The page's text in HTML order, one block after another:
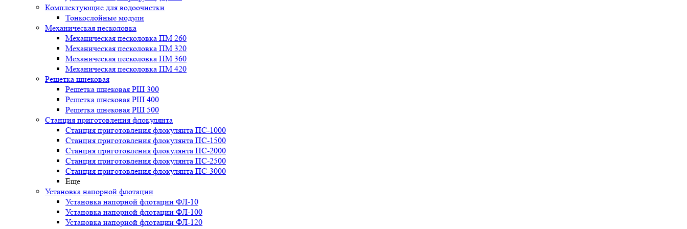
Комплектующие для водоочистки
Тонкослойные модули
Механическая песколовка
Механическая песколовка ПM 260
Механическая песколовка ПM 320
Механическая песколовка ПM 360
Механическая песколовка ПM 420
Решетка шнековая
Решетка шнековая РШ 300
Решетка шнековая РШ 400
Решетка шнековая РШ 500
Станция приготовления флокулянта
Станция приготовления флокулянта ПС-1000
Станция приготовления флокулянта ПС-1500
Станция приготовления флокулянта ПС-2000
Станция приготовления флокулянта ПС-2500
Станция приготовления флокулянта ПС-3000
Еще
Установка напорной флотации
Установка напорной флотации ФЛ-10
Установка напорной флотации ФЛ-100
Установка напорной флотации ФЛ-120